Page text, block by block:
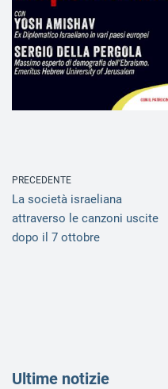
PRECEDENTE
La società israeliana
attraverso le canzoni uscite
dopo il 7 ottobre
Ultime notizie